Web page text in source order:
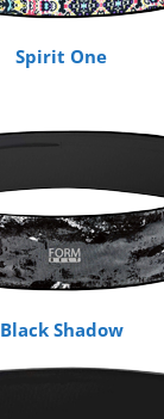
Spirit One
Black Shadow